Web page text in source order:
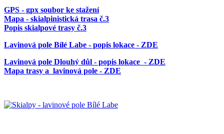
GPS - gpx soubor ke stažení
Mapa - skialpinistická trasa č.3
Popis skialpové trasy č.3
Lavinová pole Bílé Labe - popis lokace - ZDE
Lavinová pole Dlouhý důl - popis lokace - ZDE
Mapa trasy a lavinová pole - ZDE